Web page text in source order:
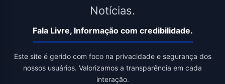
Notícias.
Fala Livre, Informação com credibilidade.
Este site é gerido com foco na privacidade e segurança dos
nossos usuários. Valorizamos a transparência em cada
interação.